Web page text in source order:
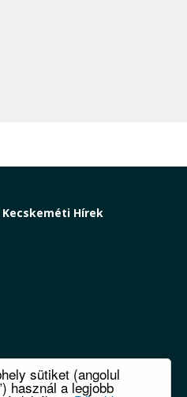
sütiket (angolul
használ a legjobb
Kecskeméti Hírek